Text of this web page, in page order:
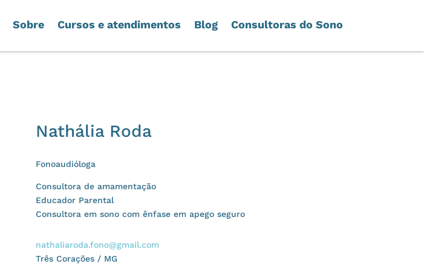
Sobre Cursos e atendimentos Blog Consultoras do Sono
Nathália Roda
Fonoaudióloga
Consultora de amamentação
Educador Parental
Consultora em sono com ênfase em apego seguro
nathaliaroda.fono@gmail.com
Três Corações / MG